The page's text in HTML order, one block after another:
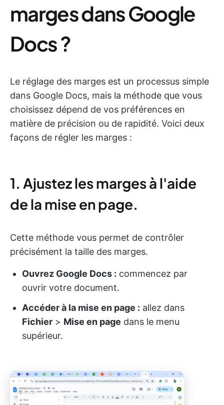
marges dans Google
Docs ?
Le réglage des marges est un processus simple
dans Google Docs, mais la méthode que vous
choisissez dépend de vos préférences en
matière de précision ou de rapidité. Voici deux
façons de régler les marges :
1. Ajustez les marges à l'aide
de la mise en page.
Cette méthode vous permet de contrôler
précisément la taille des marges.
Ouvrez Google Docs : commencez par
ouvrir votre document.
Accéder à la mise en page : allez dans
Fichier > Mise en page dans le menu
supérieur.